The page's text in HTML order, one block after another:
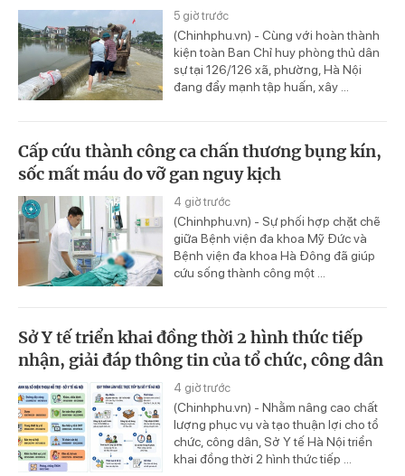
5 giờ trước
(Chinhphu.vn) - Cùng với hoàn thành
kiện toàn Ban Chỉ huy phòng thủ dân
sự tại 126/126 xã, phường, Hà Nội
đang đẩy mạnh tập huấn, xây ...
Cấp cứu thành công ca chấn thương bụng kín,
sốc mất máu do vỡ gan nguy kịch
4 giờ trước
(Chinhphu.vn) - Sự phối hợp chặt chẽ
giữa Bệnh viện đa khoa Mỹ Đức và
Bệnh viện đa khoa Hà Đông đã giúp
cứu sống thành công một ...
Sở Y tế triển khai đồng thời 2 hình thức tiếp
nhận, giải đáp thông tin của tổ chức, công dân
4 giờ trước
(Chinhphu.vn) - Nhằm nâng cao chất
lượng phục vụ và tạo thuận lợi cho tổ
chức, công dân, Sở Y tế Hà Nội triển
khai đồng thời 2 hình thức tiếp ...